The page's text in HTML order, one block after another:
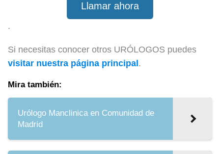
Llamar ahora
.
Si necesitas conocer otros URÓLOGOS puedes
visitar nuestra página principal .
Mira también:
Urólogo Manclinica en Comunidad de
Madrid